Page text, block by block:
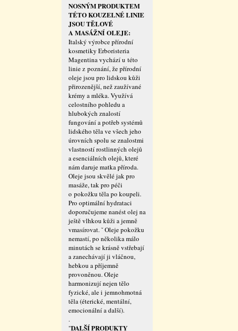
NOSNÝM PRODUKTEM
TÉTO KOUZELNÉ LINIE
JSOU TĚLOVÉ
A MASÁŽNÍ OLEJE:
Italský výrobce přírodní
kosmetiky Erboristeria
Magentina vychází u této
linie z poznání, že přírodní
oleje jsou pro lidskou kůži
přirozenější, než zaužívané
krémy a mléka. Využívá
celostního pohledu a
hlubokých znalostí
fungování a potřeb systémů
lidského těla ve všech jeho
úrovních spolu se znalostmi
vlastností rostlinných olejů
a esenciálních olejů, které
nám daruje matka příroda.
Oleje jsou skvělé jak pro
masáže, tak pro péči
o pokožku těla po koupeli.
Pro optimální hydrataci
doporučujeme nanést olej na
ještě vlhkou kůži a jemně
vmasírovat. ˇ Oleje pokožku
nemastí, po několika málo
minutách se krásně vstřebají
a zanechávají ji vláčnou,
hebkou a příjemně
provoněnou. Oleje
harmonizují nejen tělo
fyzické, ale i jemnohmotná
těla (éterické, mentální,
emocionální a další).
.
"DALŠÍ PRODUKTY